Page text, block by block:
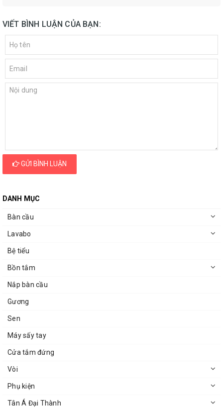
VIẾT BÌNH LUẬN CỦA BẠN:
GỬI BÌNH LUẬN
DANH MỤC
Bàn cầu
Lavabo
Bệ tiểu
Bồn tắm
Nắp bàn cầu
Gương
Sen
Máy sấy tay
Cửa tắm đứng
Vòi
Phụ kiện
Tân Á Đại Thành